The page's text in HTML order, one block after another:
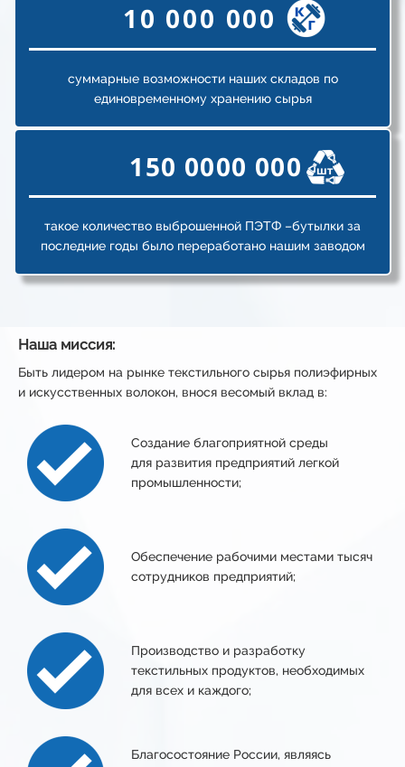
10 000 000
суммарные возможности наших складов по
единовременному хранению сырья
150 0000 000
такое количество выброшенной ПЭТФ –бутылки за
последние годы было переработано нашим заводом
Наша миссия:
Быть лидером на рынке текстильного сырья полиэфирных
и искусственных волокон, внося весомый вклад в:
Cоздание благоприятной среды
для развития предприятий легкой
промышленности;
Обеспечение рабочими местами тысяч
сотрудников предприятий;
Производство и разработку
текстильных продуктов, необходимых
для всех и каждого;
Благосостояние России, являясь